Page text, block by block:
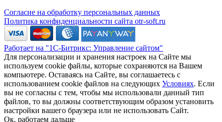
Согласие на обработку персональных данных
Политика конфиденциальности сайта otr-soft.ru
Работает на "1С-Битрикс: Управление сайтом"
Для персонализации и хранения настроек на Сайте мы
используем cookie файлы, которые сохраняются на Вашем
компьютере. Оставаясь на Сайте, вы соглашаетесь с
использованием cookie файлов на следующих Условиях. Если
вы не согласны с тем, чтобы мы использовали данный тип
файлов, то вы должны соответствующим образом установить
настройки вашего браузера или не использовать Сайт.
Ок, работаем дальше